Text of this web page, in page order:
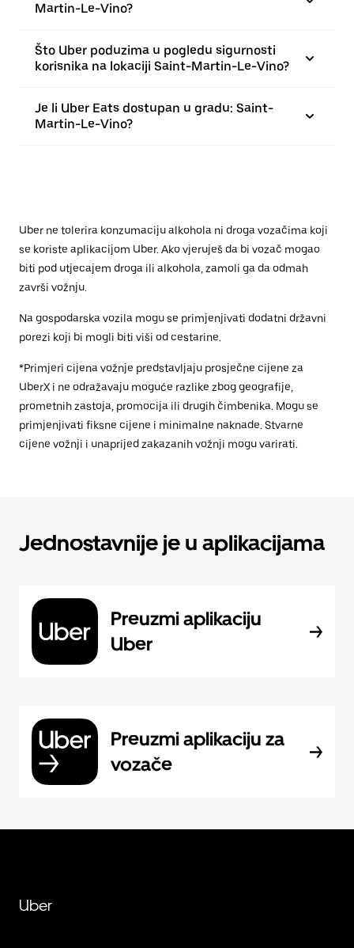
Martin-Le-Vino?
Što Uber poduzima u pogledu sigurnosti
korisnika na lokaciji Saint-Martin-Le-Vino?
Je li Uber Eats dostupan u gradu: Saint-
Martin-Le-Vino?
Uber ne tolerira konzumaciju alkohola ni droga vozačima koji
se koriste aplikacijom Uber. Ako vjeruješ da bi vozač mogao
biti pod utjecajem droga ili alkohola, zamoli ga da odmah
završi vožnju.
Na gospodarska vozila mogu se primjenjivati dodatni državni
porezi koji bi mogli biti viši od cestarine.
*Primjeri cijena vožnje predstavljaju prosječne cijene za
UberX i ne odražavaju moguće razlike zbog geografije,
prometnih zastoja, promocija ili drugih čimbenika. Mogu se
primjenjivati fiksne cijene i minimalne naknade. Stvarne
cijene vožnji i unaprijed zakazanih vožnji mogu varirati.
Jednostavnije je u aplikacijama
Preuzmi aplikaciju
Uber
Preuzmi aplikaciju za
vozače
Uber